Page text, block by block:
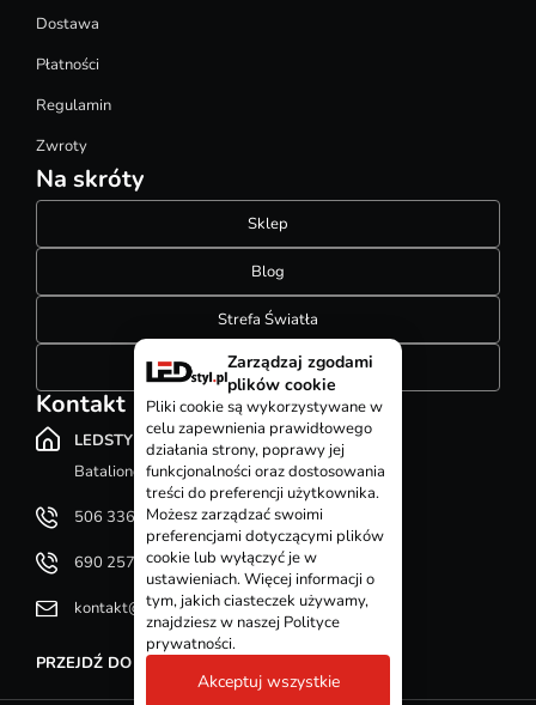
Dostawa
Płatności
Regulamin
Zwroty
Na skróty
Sklep
Blog
Strefa Światła
Konfigurator szynoprzewodów
Kontakt
LEDSTYL.pl
Batalionów Chłopskich 12, 94-058 Łódź
506 336 320
690 257 092
kontakt@ledstyl.pl
PRZEJDŹ DO DZIAŁU KONTAKT
Zarządzaj zgodami
plików cookie
Pliki cookie są wykorzystywane w
celu zapewnienia prawidłowego
działania strony, poprawy jej
funkcjonalności oraz dostosowania
treści do preferencji użytkownika.
Możesz zarządzać swoimi
preferencjami dotyczącymi plików
cookie lub wyłączyć je w
ustawieniach. Więcej informacji o
tym, jakich ciasteczek używamy,
znajdziesz w naszej Polityce
prywatności.
Akceptuj wszystkie